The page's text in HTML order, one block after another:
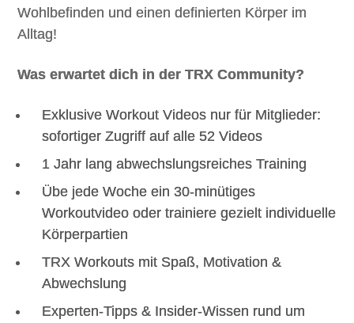
Wohlbefinden und einen definierten Körper im
Alltag!
Was erwartet dich in der TRX Community?
Exklusive Workout Videos nur für Mitglieder:
sofortiger Zugriff auf alle 52 Videos
1 Jahr lang abwechslungsreiches Training
Übe jede Woche ein 30-minütiges
Workoutvideo oder trainiere gezielt individuelle
Körperpartien
TRX Workouts mit Spaß, Motivation &
Abwechslung
Experten-Tipps & Insider-Wissen rund um